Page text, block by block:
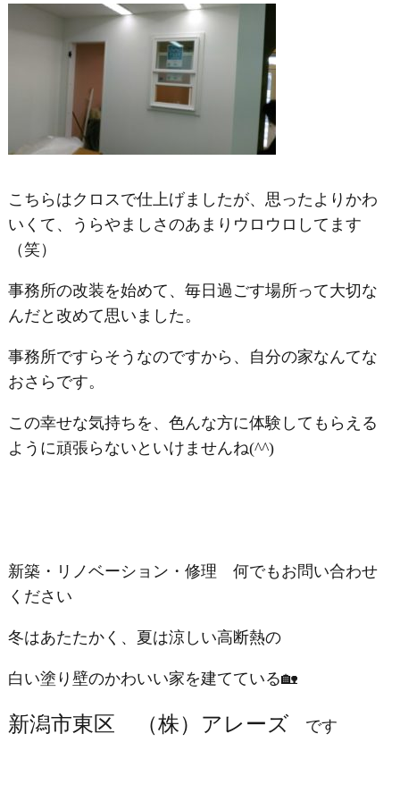
こちらはクロスで仕上げましたが、思ったよりかわ
いくて、うらやましさのあまりウロウロしてます
（笑）
事務所の改装を始めて、毎日過ごす場所って大切な
んだと改めて思いました。
事務所ですらそうなのですから、自分の家なんてな
おさらです。
この幸せな気持ちを、色んな方に体験してもらえる
ように頑張らないといけませんね(^^)
新築・リノベーション・修理 何でもお問い合わせ
ください
冬はあたたかく、夏は涼しい高断熱の
白い塗り壁のかわいい家を建てている🏡
新潟市東区 （株）アレーズ です